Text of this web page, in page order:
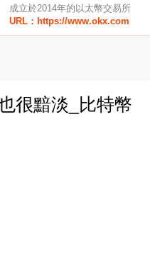
成立於2014年的以太幣交易所
URL：https://www.okx.com
很黯淡_比特幣